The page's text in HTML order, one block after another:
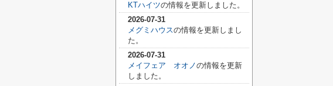
KTハイツの情報を更新しました。
2026-07-31
メグミハウスの情報を更新しまし
た。
2026-07-31
メイフェア オオノの情報を更新
しました。